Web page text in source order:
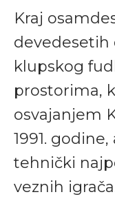
Kraj
devedesetih
klupskog
prostorima,
osvajanjem
1991.
tehnički
veznih